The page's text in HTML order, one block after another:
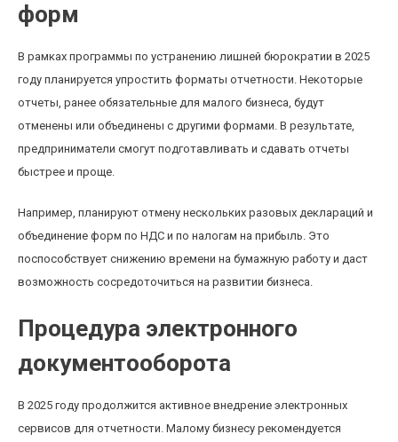
форм
В рамках программы по устранению лишней бюрократии в 2025
году планируется упростить форматы отчетности. Некоторые
отчеты, ранее обязательные для малого бизнеса, будут
отменены или объединены с другими формами. В результате,
предприниматели смогут подготавливать и сдавать отчеты
быстрее и проще.
Например, планируют отмену нескольких разовых деклараций и
объединение форм по НДС и по налогам на прибыль. Это
поспособствует снижению времени на бумажную работу и даст
возможность сосредоточиться на развитии бизнеса.
Процедура электронного
документооборота
В 2025 году продолжится активное внедрение электронных
сервисов для отчетности. Малому бизнесу рекомендуется